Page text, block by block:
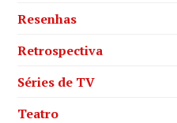
Resenhas
Retrospectiva
Séries de TV
Teatro